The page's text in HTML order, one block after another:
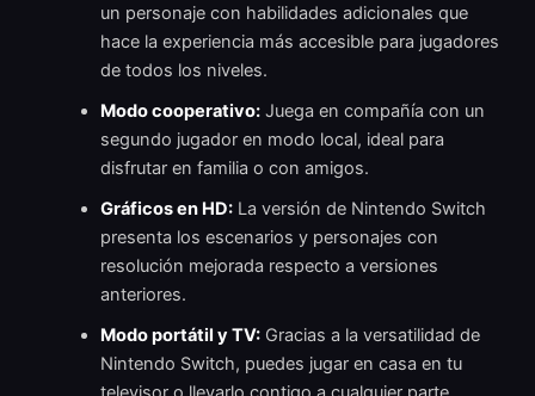
un personaje con habilidades adicionales que
hace la experiencia más accesible para jugadores
de todos los niveles.
Modo cooperativo:Juega en compañía con un
segundo jugador en modo local, ideal para
disfrutar en familia o con amigos.
Gráficos en HD:La versión de Nintendo Switch
presenta los escenarios y personajes con
resolución mejorada respecto a versiones
anteriores.
Modo portátil y TV:Gracias a la versatilidad de
Nintendo Switch, puedes jugar en casa en tu